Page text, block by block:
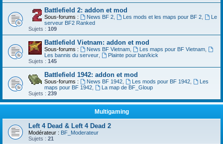
Battlefield 2: addon et mod
Sous-forums : News BF 2, Les mods et les maps pour BF 2,
Le
serveur BF2 Ranked
Sujets : 109
Battlefield Vietnam: addon et mod
Sous-forums : News BF Vietnam, Les maps pour BF Vietnam,
Les bannis du serveur
Plainte pour ban/kick
Sujets : 145
Battlefield 1942: addon et mod
Sous-forums : News BF 1942, Les mods pour BF 1942,
Les
maps pour BF 1942
La map de BF_Gloup
Sujets : 239
Multigaming
Left 4 Dead & Left 4 Dead 2
Modérateur : BF_Moderateur
Sujets : 21